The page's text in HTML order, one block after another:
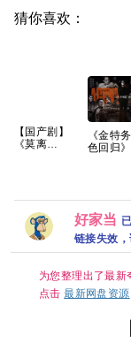
猜你喜欢：
【国产剧】
《莫离
《金特
色回归
【
蓝光原盘
好家当
链接失效
为您整理出了最
点击最新网盘资源